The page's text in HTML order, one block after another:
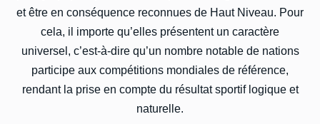
et être en conséquence reconnues de Haut Niveau. Pour
cela, il importe qu’elles présentent un caractère
universel, c’est-à-dire qu’un nombre notable de nations
participe aux compétitions mondiales de référence,
rendant la prise en compte du résultat sportif logique et
naturelle.